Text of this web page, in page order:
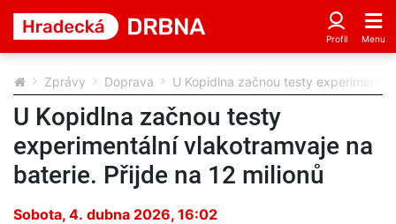
Zprávy Doprava U Kopidlna začnou testy
U Kopidlna začnou testy
experimentální vlakotramvaje na
baterie. Přijde na 12 milionů
Sobota, 4. dubna 2026, 16:02